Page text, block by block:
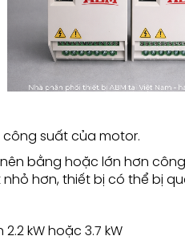
công suất của motor.
bằng hoặc lớn hơn
hơn, thiết bị có thể bị
kW hoặc 3.7 kW